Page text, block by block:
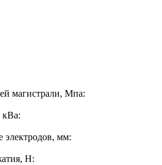
магистрали, Мпа:
кВа:
электродов, мм:
H: